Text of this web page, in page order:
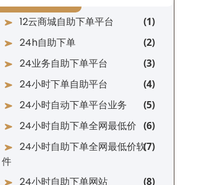
12云商城自助下单平台
24h自助下单
24业务自助下单平台
24小时下单自助平台
24小时自动下单平台业务
24小时自助下单全网最低价
24小时自助下单全网最低价软
件
24小时自助下单网站